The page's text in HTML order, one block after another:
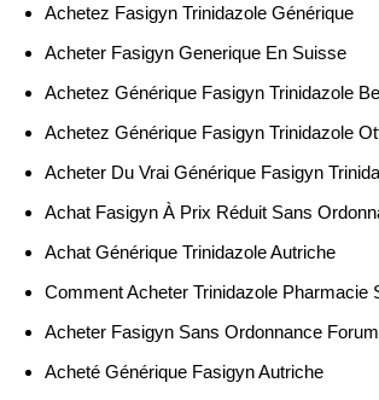
Achetez Fasigyn Trinidazole Générique
Acheter Fasigyn Generique En Suisse
Achetez Générique Fasigyn Trinidazole
Achetez Générique Fasigyn Trinidazole
Acheter Du Vrai Générique Fasigyn
Achat Fasigyn À Prix Réduit Sans
Achat Générique Trinidazole Autriche
Comment Acheter Trinidazole Pharmacie
Acheter Fasigyn Sans Ordonnance Forum
Acheté Générique Fasigyn Autriche